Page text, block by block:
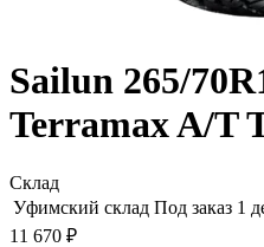
Sailun 265/
Terramax A/T
Склад
Уфимский склад Под заказ 1
11 670 ₽